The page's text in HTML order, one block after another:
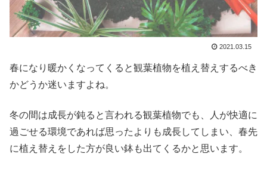
2021.03.15
春になり暖かくなってくると観葉植物を植え替えするべき
かどうか迷いますよね。
冬の間は成長が鈍ると言われる観葉植物でも、人が快適に
過ごせる環境であれば思ったよりも成長してしまい、春先
に植え替えをした方が良い鉢も出てくるかと思います。